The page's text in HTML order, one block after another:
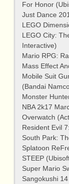
For Honor
Just Dance
LEGO
LEGO City:
Interactive)
Mario RPG:
Mass Effect
Mobile Suit
(Bandai
Monster
NBA 2k17
Overwatch
Resident Evil
South Park:
Splatoon
STEEP
Super Mario
Sangokushi